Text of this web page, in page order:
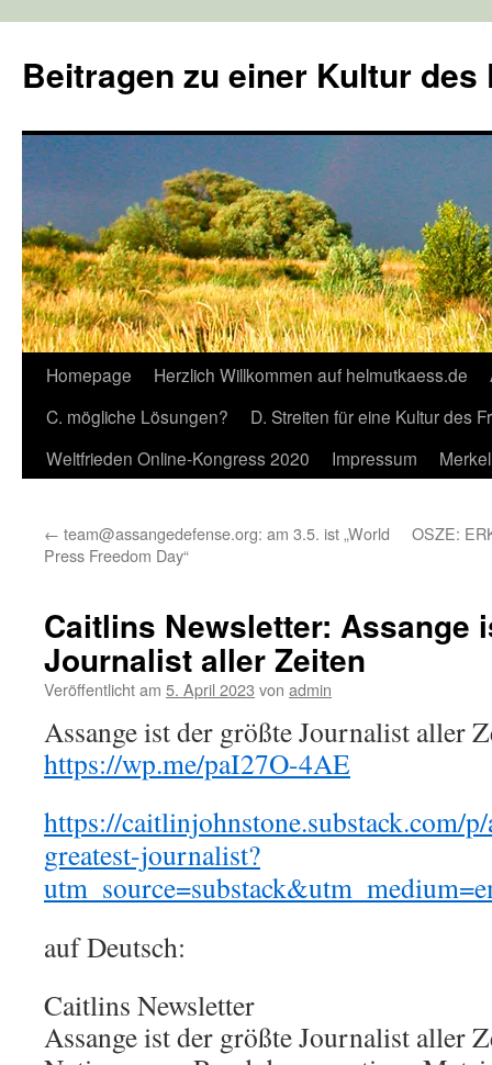
springen
Beitragen zu einer Kultur des
Homepage Herzlich Willkommen auf helmutkaess.de
C. mögliche Lösungen?
D. Streiten für eine Kultur des
Weltfrieden Online-Kongress 2020
Impressum
← team@assangedefense.org: am 3.5. ist „World
Press Freedom Day“
OSZE:
Caitlins Newsletter: Assange
Journalist aller Zeiten
Veröffentlicht am 5. April 2023 von admin
Assange ist der größte Journalist aller
https://wp.me/paI27O-4AE
https://caitlinjohnstone.substack.com/
greatest-journalist?
auf Deutsch:
Caitlins Newsletter
Assange ist der größte Journalist aller